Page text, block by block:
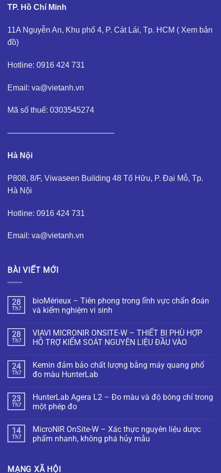
TP. Hồ Chí Minh
11A Nguyễn An, Khu phố 4, P. Cát Lái, Tp. HCM ( Xem bản
đồ)
Hotline: 0916 424 731
Email: va@vietanh.vn
Mã số thuế: 0303545274
—————————————–
Hà Nội
P808, 8/F, Viwaseen Building 48 Tố Hữu, P. Đại Mỗ, Tp.
Hà Nội
Hotline: 0916 424 731
Email: va@vietanh.vn
BÀI VIẾT MỚI
28
Th7
bioMérieux – Tiên phong trong lĩnh vực chẩn đoán
và kiểm nghiệm vi sinh
28
Th7
VIAVI MICRONIR ONSITE-W – THIẾT BỊ PHÙ HỢP
HỖ TRỢ KIỂM SOÁT NGUYÊN LIỆU ĐẦU VÀO
24
Th7
Kemin đảm bảo chất lượng bằng máy quang phổ
đo màu HunterLab
23
Th7
HunterLab Agera L2 – Đo màu và độ bóng chỉ trong
một phép đo
14
Th7
MicroNIR OnSite-W – Xác thực nguyên liệu dược
phẩm nhanh, không phá hủy mẫu
MẠNG XÃ HỘI